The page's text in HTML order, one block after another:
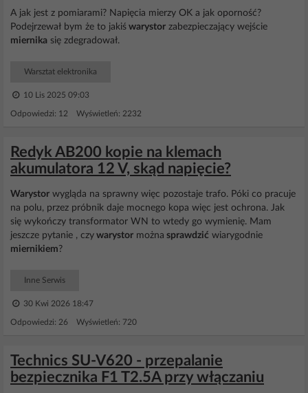
A jak jest z pomiarami? Napięcia mierzy OK a jak oporność?
Podejrzewał bym że to jakiś warystor zabezpieczający wejście
miernika się zdegradował.
Warsztat elektronika
10 Lis 2025 09:03
Odpowiedzi: 12 Wyświetleń: 2232
Redyk AB200 kopie na klemach
akumulatora 12 V, skąd napięcie?
Warystor wygląda na sprawny więc pozostaje trafo. Póki co pracuje
na polu, przez próbnik daje mocnego kopa więc jest ochrona. Jak
się wykończy transformator WN to wtedy go wymienię. Mam
jeszcze pytanie , czy warystor można sprawdzić wiarygodnie
miernikiem?
Inne Serwis
30 Kwi 2026 18:47
Odpowiedzi: 26 Wyświetleń: 720
Technics SU-V620 - przepalanie
bezpiecznika F1 T2.5A przy włączaniu